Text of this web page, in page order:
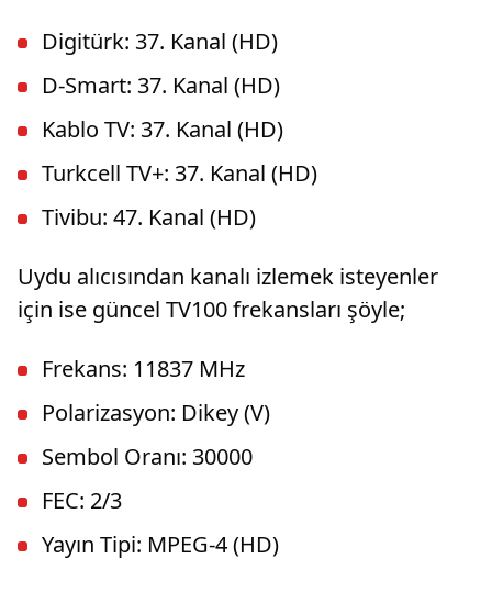
Digitürk: 37. Kanal (HD)
D-Smart: 37. Kanal (HD)
Kablo TV: 37. Kanal (HD)
Turkcell TV+: 37. Kanal (HD)
Tivibu: 47. Kanal (HD)
Uydu alıcısından kanalı izlemek isteyenler
için ise güncel TV100 frekansları şöyle;
Frekans: 11837 MHz
Polarizasyon: Dikey (V)
Sembol Oranı: 30000
FEC: 2/3
Yayın Tipi: MPEG-4 (HD)